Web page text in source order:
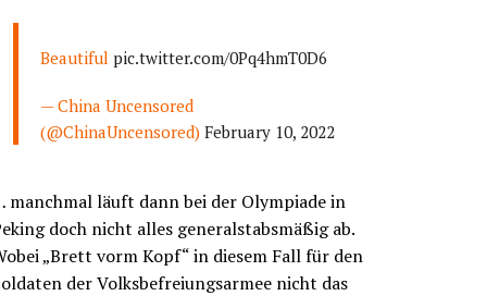
Beautifulpic.twitter.com/0Pq4hmT0D6
— China Uncensored
(@ChinaUncensored)February 10, 2022
manchmal läuft dann bei der Olympiade in
doch nicht alles generalstabsmäßig ab.
„Brett vorm Kopf“ in diesem Fall für den
der Volksbefreiungsarmee nicht das